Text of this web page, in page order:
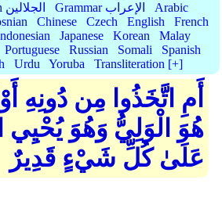
AlJalalain الجلالين Grammar الإعراب
Arabic
Chinese Czech English
French
Japanese Korean
Malay
Portuguese Russian Somali
Spanish
Urdu Yoruba Transliteration [+]
أَمِ اتَّخَذُوا مِن دُونِهِ
هُوَ الْوَلِيُّ وَهُوَ يُحْيِي
عَلَىٰ كُلِّ شَيْءٍ قَدِيرٌ